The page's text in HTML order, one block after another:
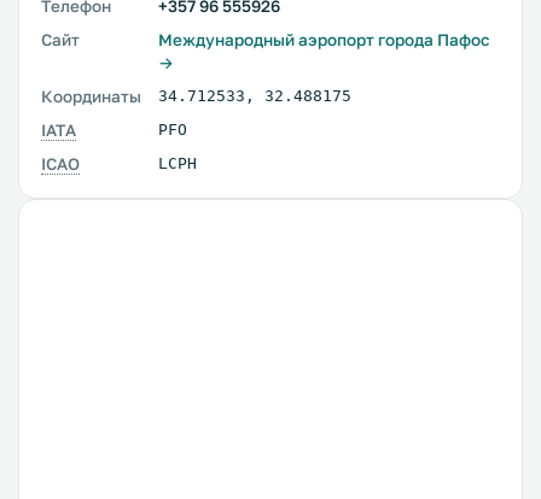
Телефон
+357 96 555926
Сайт
Международный аэропорт города Пафос
→
Координаты
34.712533 , 32.488175
IATA PFO
ICAO LCPH